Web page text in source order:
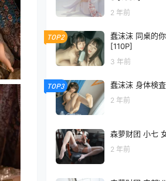
2 年前
TOP2
蠢沫沫 同桌的
[110P]
3 年前
TOP3 蠢沫沫 身体検
2 年前
森萝财团 小七
2 年前